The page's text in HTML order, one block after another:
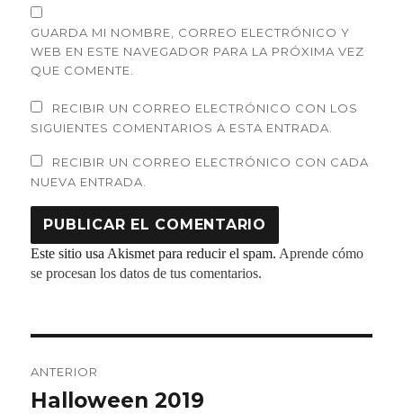
GUARDA MI NOMBRE, CORREO ELECTRÓNICO Y
WEB EN ESTE NAVEGADOR PARA LA PRÓXIMA VEZ
QUE COMENTE.
RECIBIR UN CORREO ELECTRÓNICO CON LOS
SIGUIENTES COMENTARIOS A ESTA ENTRADA.
RECIBIR UN CORREO ELECTRÓNICO CON CADA
NUEVA ENTRADA.
Este sitio usa Akismet para reducir el spam. Aprende cómo
se procesan los datos de tus comentarios.
de
ANTERIOR
Entrada
Halloween 2019